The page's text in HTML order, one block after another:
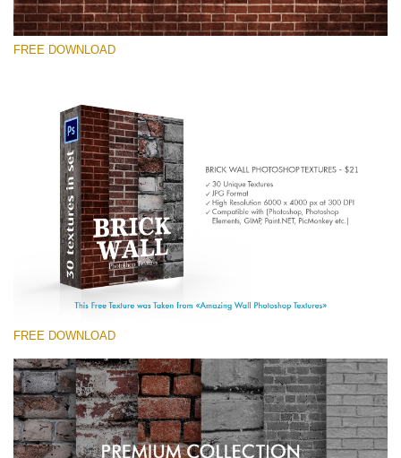
कृपया चुने
Free Photoshop Texture #9 Small 800*533px
Brick Wall
(30 Textures)
Large 6000*4000px
Entire Collection
मुफ्त डाउनलोड
FREE DOWNLOAD
FREE DOWNLOAD